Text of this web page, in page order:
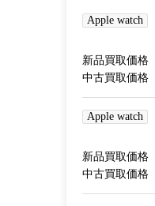
Apple watch
新品買取価格
中古買取価格
Apple watch
新品買取価格
中古買取価格